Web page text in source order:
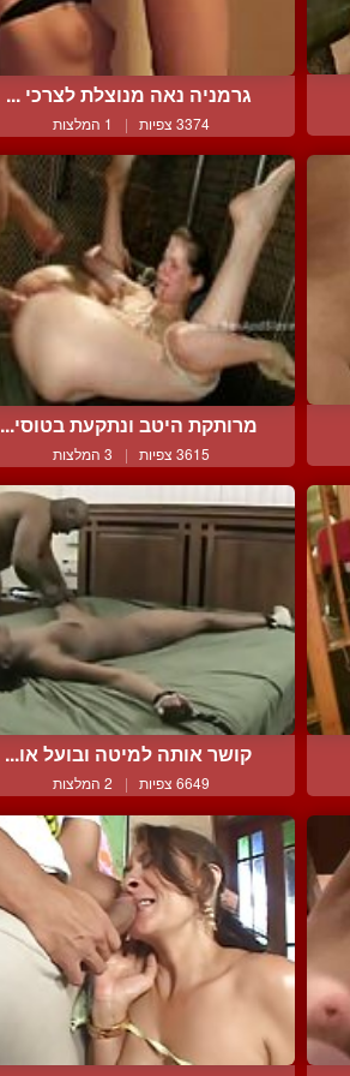
גרמניה נאה מנוצלת לצרכי ...
3374 צפיות | 1 המלצות
מרותקת היטב ונתקעת בטוסי...
3615 צפיות | 3 המלצות
קושר אותה למיטה ובועל או...
6649 צפיות | 2 המלצות